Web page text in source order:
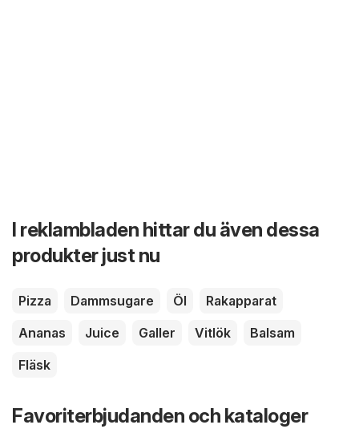
I reklambladen hittar du även dessa
produkter just nu
Pizza Dammsugare Öl
Rakapparat
Ananas
Juice Galler Vitlök
Balsam
Fläsk
Favoriterbjudanden och kataloger